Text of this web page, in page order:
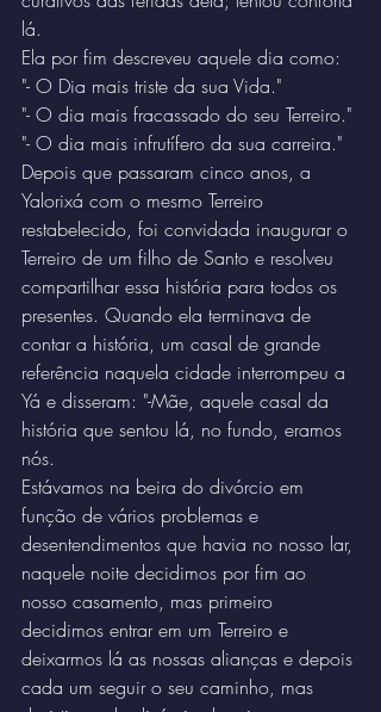
lá.
Ela por fim descreveu aquele dia como:
"- O Dia mais triste da sua Vida."
"- O dia mais fracassado do seu Terreiro."
"- O dia mais infrutífero da sua carreira."
Depois que passaram cinco anos, a
Yalorixá com o mesmo Terreiro
restabelecido, foi convidada inaugurar o
Terreiro de um filho de Santo e resolveu
compartilhar essa história para todos os
presentes. Quando ela terminava de
contar a história, um casal de grande
referência naquela cidade interrompeu a
Yá e disseram: "-Mãe, aquele casal da
história que sentou lá, no fundo, eramos
nós.
Estávamos na beira do divórcio em
função de vários problemas e
desentendimentos que havia no nosso lar,
naquele noite decidimos por fim ao
nosso casamento, mas primeiro
decidimos entrar em um Terreiro e
deixarmos lá as nossas alianças e depois
cada um seguir o seu caminho, mas